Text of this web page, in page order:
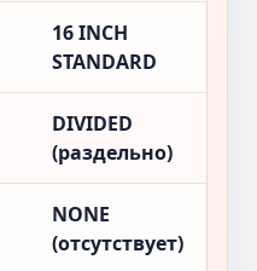
16 INCH
STANDARD
DIVIDED
(раздельно)
NONE
(отсутствует)